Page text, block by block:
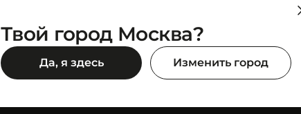
Твой город Москва?
Да, я здесь Изменить город